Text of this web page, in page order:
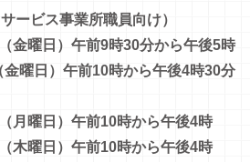
ービス事業所職員向け）
金曜日）午前9時30分から午後5時
午前10時から午後4時30分
午前10時から午後4時
）午前10時から午後4時